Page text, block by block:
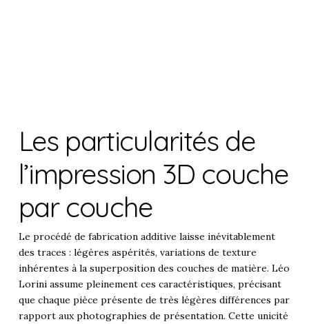
Les particularités de
l’impression 3D couche
par couche
Le procédé de fabrication additive laisse inévitablement
des traces : légères aspérités, variations de texture
inhérentes à la superposition des couches de matière. Léo
Lorini assume pleinement ces caractéristiques, précisant
que chaque pièce présente de très légères différences par
rapport aux photographies de présentation. Cette unicité